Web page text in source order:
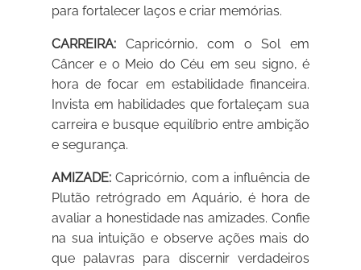
para fortalecer laços e criar memórias.
CARREIRA: Capricórnio, com o Sol em
Câncer e o Meio do Céu em seu signo, é
hora de focar em estabilidade financeira.
Invista em habilidades que fortaleçam sua
carreira e busque equilíbrio entre ambição
e segurança.
AMIZADE: Capricórnio, com a influência de
Plutão retrógrado em Aquário, é hora de
avaliar a honestidade nas amizades. Confie
na sua intuição e observe ações mais do
que palavras para discernir verdadeiros